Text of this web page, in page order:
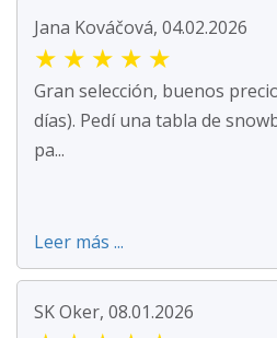
Jana Kováčová, 04.02.2026
★ ★ ★ ★ ★
Gran selección, buenos
días). Pedí una tabla de
pa...
Leer más ...
SK Oker, 08.01.2026